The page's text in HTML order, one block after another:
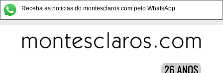
Receba as notícias do montesclaros.com pelo WhatsApp